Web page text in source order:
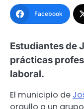
Facebook
Estudiantes de
prácticas
laboral.
El municipio de
orgullo a un